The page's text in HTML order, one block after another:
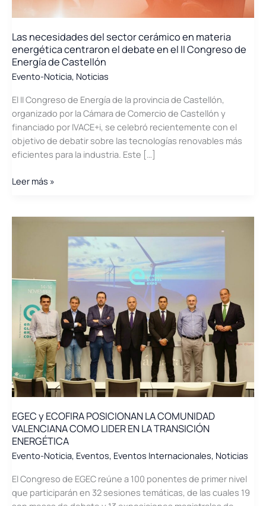
Las necesidades del sector cerámico en materia
energética centraron el debate en el II Congreso de
Energía de Castellón
Evento-Noticia, Noticias
El II Congreso de Energía de la provincia de Castellón,
organizado por la Cámara de Comercio de Castellón y
financiado por IVACE+i, se celebró recientemente con el
objetivo de debatir sobre las tecnologías renovables más
eficientes para la industria. Este […]
Las
energética
centraron
debate
en
II
Congreso
de
Energía
de
Castellón
Leer más »
EGEC y ECOFIRA POSICIONAN LA COMUNIDAD
VALENCIANA COMO LIDER EN LA TRANSICIÓN
ENERGÉTICA
Evento-Noticia, Eventos, Eventos Internacionales, Noticias
El Congreso de EGEC reúne a 100 ponentes de primer nivel
que participarán en 32 sesiones temáticas, de las cuales 19